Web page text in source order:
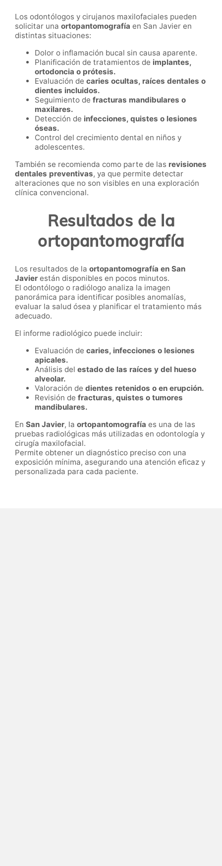
Los odontólogos y cirujanos maxilofaciales pueden
solicitar una ortopantomografía en San Javier en
distintas situaciones:
Dolor o inflamación bucal sin causa aparente.
Planificación de tratamientos de implantes,
ortodoncia o prótesis.
Evaluación de caries ocultas, raíces dentales o
dientes incluidos.
Seguimiento de fracturas mandibulares o
maxilares.
Detección de infecciones, quistes o lesiones
óseas.
Control del crecimiento dental en niños y
adolescentes.
También se recomienda como parte de las revisiones
dentales preventivas, ya que permite detectar
alteraciones que no son visibles en una exploración
clínica convencional.
Resultados de la
ortopantomografía
Los resultados de la ortopantomografía en San
Javier están disponibles en pocos minutos.
El odontólogo o radiólogo analiza la imagen
panorámica para identificar posibles anomalías,
evaluar la salud ósea y planificar el tratamiento más
adecuado.
El informe radiológico puede incluir:
Evaluación de caries, infecciones o lesiones
apicales.
Análisis del estado de las raíces y del hueso
alveolar.
Valoración de dientes retenidos o en erupción.
Revisión de fracturas, quistes o tumores
mandibulares.
En San Javier, la ortopantomografía es una de las
pruebas radiológicas más utilizadas en odontología y
cirugía maxilofacial.
Permite obtener un diagnóstico preciso con una
exposición mínima, asegurando una atención eficaz y
personalizada para cada paciente.